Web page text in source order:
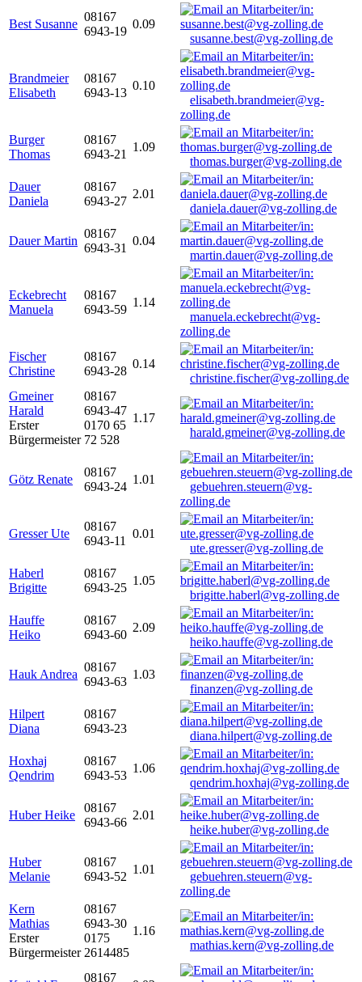
Best Susanne
08167
6943-19
0.09
susanne.best@vg-zolling.de
Brandmeier
Elisabeth
08167
6943-13
0.10
elisabeth.brandmeier@vg-
zolling.de
Burger
Thomas
08167
6943-21
1.09
thomas.burger@vg-zolling.de
Dauer
Daniela
08167
6943-27
2.01
daniela.dauer@vg-zolling.de
Dauer Martin
08167
6943-31
0.04
martin.dauer@vg-zolling.de
Eckebrecht
Manuela
08167
6943-59
1.14
manuela.eckebrecht@vg-
zolling.de
Fischer
Christine
08167
6943-28
0.14
christine.fischer@vg-zolling.de
Gmeiner
Harald
Erster
Bürgermeister
08167
6943-47
0170 65
72 528
1.17
harald.gmeiner@vg-zolling.de
Götz Renate
08167
6943-24
1.01
gebuehren.steuern@vg-
zolling.de
Gresser Ute
08167
6943-11
0.01
ute.gresser@vg-zolling.de
Haberl
Brigitte
08167
6943-25
1.05
brigitte.haberl@vg-zolling.de
Hauffe
Heiko
08167
6943-60
2.09
heiko.hauffe@vg-zolling.de
Hauk Andrea
08167
6943-63
1.03
finanzen@vg-zolling.de
Hilpert
Diana
08167
6943-23
diana.hilpert@vg-zolling.de
Hoxhaj
Qendrim
08167
6943-53
1.06
qendrim.hoxhaj@vg-zolling.de
Huber Heike
08167
6943-66
2.01
heike.huber@vg-zolling.de
Huber
Melanie
08167
6943-52
1.01
gebuehren.steuern@vg-
zolling.de
Kern
Mathias
Erster
Bürgermeister
08167
6943-30
0175
2614485
1.16
mathias.kern@vg-zolling.de
08167